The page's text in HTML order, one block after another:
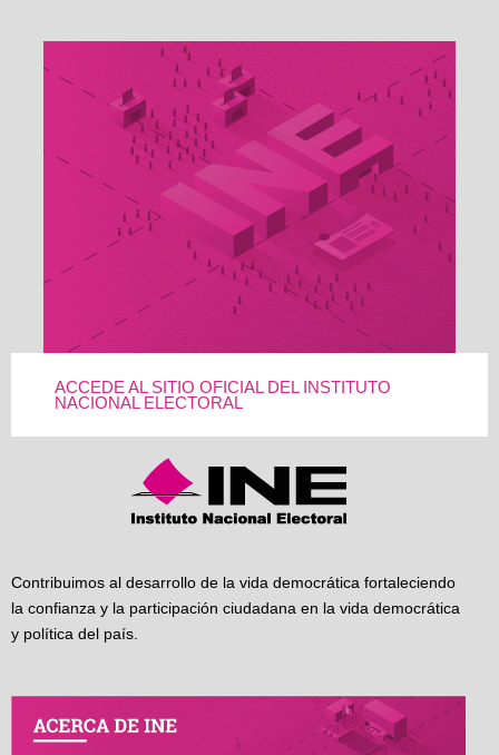
ACCEDE AL SITIO OFICIAL DEL INSTITUTO
NACIONAL ELECTORAL
Contribuimos al desarrollo de la vida democrática fortaleciendo
la confianza y la participación ciudadana en la vida democrática
y política del país.